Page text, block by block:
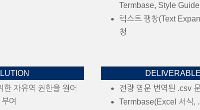
Termbase, Style Guide
텍스트 팽창(Text
청
한 자유역 권한을 원어
여
전량 영문 번역된 .csv
Termbase(Excel 서식,